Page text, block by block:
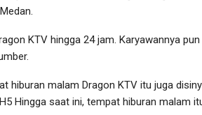
KTV hingga 24 jam. Karyawannya
hiburan malam Dragon KTV itu juga
Hingga saat ini, tempat hiburan malam